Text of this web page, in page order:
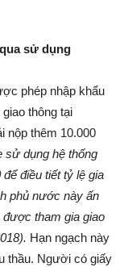
sử dụng
phép nhập khẩu
thông tại
nộp thêm 10.000
sử dụng hệ thống
điều tiết tỷ lệ gia
phủ nước này ấn
tham gia giao
Hạn ngạch này
thầu. Người có giấy